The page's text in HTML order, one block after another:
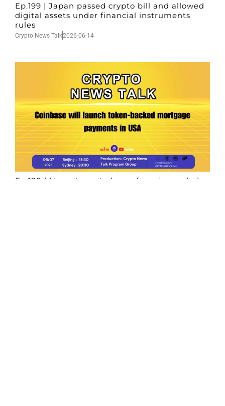
Ep.199 | Japan passed crypto bill and allowed
digital assets under financial instruments
rules
Crypto News Talk2026-06-14
Ep.198 | Urgent crypto law reform is needed